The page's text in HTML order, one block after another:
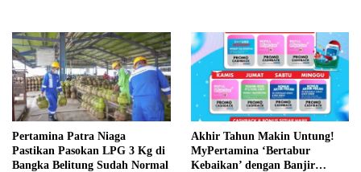
Pertamina Patra Niaga
Pastikan Pasokan LPG 3 Kg di
Bangka Belitung Sudah Normal
Akhir Tahun Makin Untung!
MyPertamina ‘Bertabur
Kebaikan’ dengan Banjir